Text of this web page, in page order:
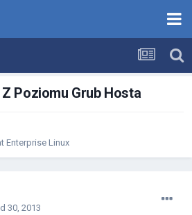
Poziomu Grub Hosta
Enterprise Linux
30, 2013